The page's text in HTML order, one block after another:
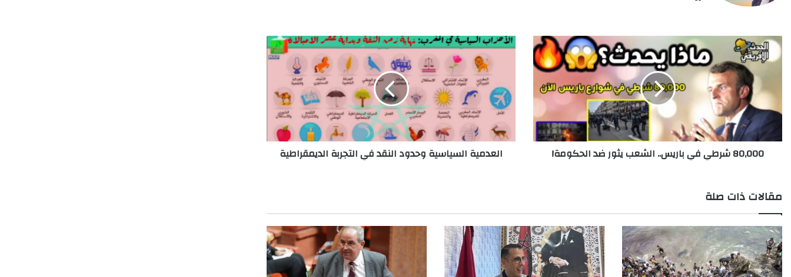
80,000
شرطي
باريس..
الشعب
ضد
الحكومة!
80,000 شرطي في باريس.. الشعب يثور ضد الحكومة!
العدمية
في
التجربة
الديمقراطية
العدمية السياسية وحدود النقد في التجربة الديمقراطية
مقالات ذات صلة